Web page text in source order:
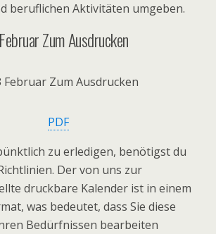
beruflichen Aktivitäten umgeben.
Zum Ausdrucken
PDF
zu erledigen, benötigst du
Der von uns zur
druckbare Kalender ist in einem
was bedeutet, dass Sie diese
Bedürfnissen bearbeiten